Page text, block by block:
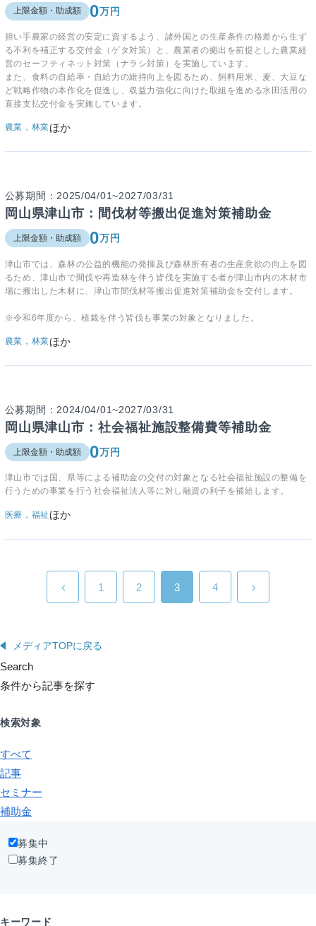
上限金額・助成額 0万円
担い手農家の経営の安定に資するよう、諸外国との生産条件の格差から生ず
る不利を補正する交付金（ゲタ対策）と、農業者の拠出を前提とした農業経
営のセーフティネット対策（ナラシ対策）を実施しています。
また、食料の自給率・自給力の維持向上を図るため、飼料用米、麦、大豆な
ど戦略作物の本作化を促進し、収益力強化に向けた取組を進める水田活用の
直接支払交付金を実施しています。
農業，林業ほか
公募期間：2025/04/01~2027/03/31
岡山県津山市：間伐材等搬出促進対策補助金
上限金額・助成額 0万円
津山市では、森林の公益的機能の発揮及び森林所有者の生産意欲の向上を図
るため、津山市で間伐や再造林を伴う皆伐を実施する者が津山市内の木材市
場に搬出した木材に、 津山市間伐材等搬出促進対策補助金を交付します。
※令和6年度から、植栽を伴う皆伐も事業の対象となりました。
農業，林業ほか
公募期間：2024/04/01~2027/03/31
岡山県津山市：社会福祉施設整備費等補助金
上限金額・助成額 0万円
津山市では国、県等による補助金の交付の対象となる社会福祉施設の整備を
行うための事業を行う社会福祉法人等に対し融資の利子を補給します。
医療，福祉ほか
1 2 3 4
メディアTOPに戻る
Search
条件から記事を探す
検索対象
すべて
記事
セミナー
補助金
募集中
募集終了
キーワード